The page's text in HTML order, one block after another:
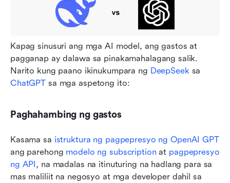
Kapag sinusuri ang mga AI model, ang gastos at
pagganap ay dalawa sa pinakamahalagang salik.
Narito kung paano ikinukumpara ng DeepSeek
ChatGPT sa mga aspetong ito:
Paghahambing ng gastos
Kasama sa istruktura ng pagpepresyo ng OpenAI GPT
ang parehong modelo ng subscription at pagpepresyo
ng API, na madalas na itinuturing na hadlang para sa
mas maliliit na negosyo at mga developer dahil sa